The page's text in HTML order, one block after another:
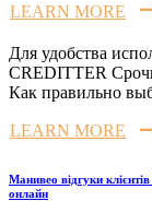
LEARN MORE
Для удобства
CREDITTER
Как правильно
LEARN MORE
Манивео відгуки
онлайн